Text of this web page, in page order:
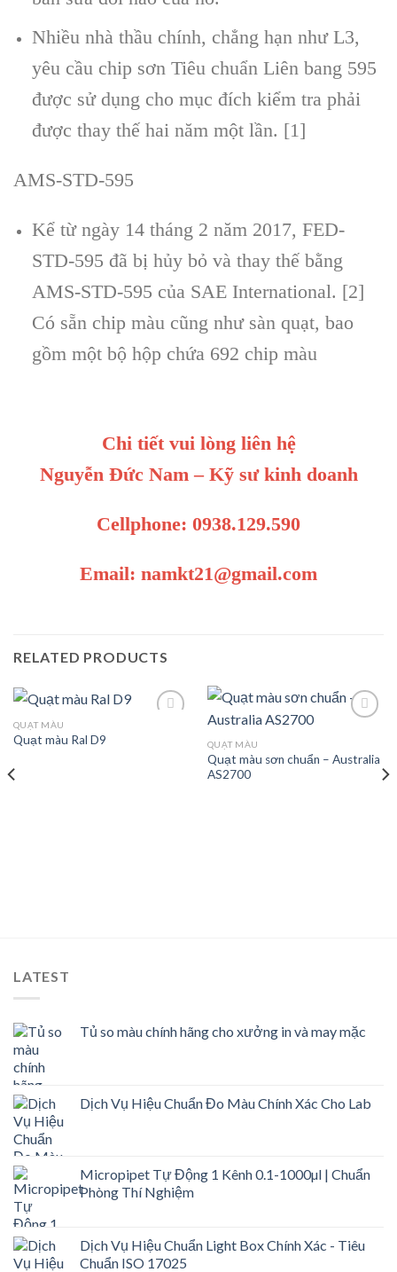
Nhiều nhà thầu chính, chẳng hạn như L3,
yêu cầu chip sơn Tiêu chuẩn Liên bang 595
được sử dụng cho mục đích kiểm tra phải
được thay thế hai năm một lần. [1]
AMS-STD-595
Kể từ ngày 14 tháng 2 năm 2017, FED-
STD-595 đã bị hủy bỏ và thay thế bằng
AMS-STD-595 của SAE International. [2]
Có sẵn chip màu cũng như sàn quạt, bao
gồm một bộ hộp chứa 692 chip màu
Chi tiết vui lòng liên hệ
Nguyễn Đức Nam – Kỹ sư kinh doanh
Cellphone: 0938.129.590
Email: namkt21@gmail.com
RELATED PRODUCTS
QUẠT MÀU
Quạt màu Ral D9
Add to
QUẠT MÀU
Quạt màu sơn chuẩn – Australia
AS2700
LATEST
Tủ so màu chính hãng cho xưởng in và may mặc
Dịch Vụ Hiệu Chuẩn Đo Màu Chính Xác Cho Lab
Micropipet Tự Động 1 Kênh 0.1-1000µl | Chuẩn
Phòng Thí Nghiệm
Dịch Vụ Hiệu Chuẩn Light Box Chính Xác - Tiêu
Chuẩn ISO 17025